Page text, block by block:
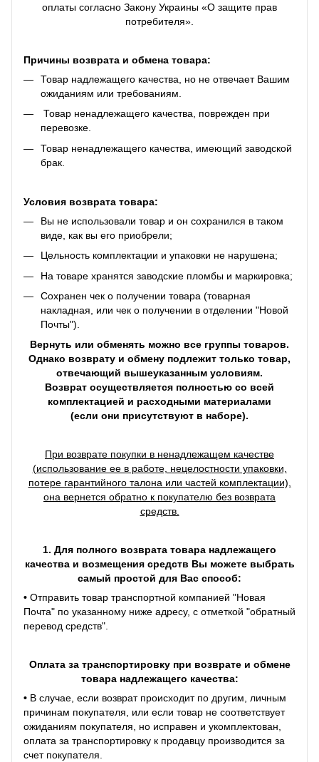
оплаты согласно Закону Украины «О защите прав
потребителя».
Причины возврата и обмена товара:
Товар надлежащего качества, но не отвечает Вашим
ожиданиям или требованиям.
Товар ненадлежащего качества, поврежден при
перевозке.
Товар ненадлежащего качества, имеющий заводской
брак.
Условия возврата товара:
Вы не использовали товар и он сохранился в таком
виде, как вы его приобрели;
Цельность комплектации и упаковки не нарушена;
На товаре хранятся заводские пломбы и маркировка;
Сохранен чек о получении товара (товарная
накладная, или чек о получении в отделении "Новой
Почты").
Вернуть или обменять можно все группы товаров.
Однако возврату и обмену подлежит только товар,
отвечающий вышеуказанным условиям.
Возврат осуществляется полностью со всей
комплектацией и расходными материалами
(если они присутствуют в наборе).
При возврате покупки в ненадлежащем качестве
(использование ее в работе, нецелостности упаковки,
потере гарантийного талона или частей комплектации),
она вернется обратно к покупателю без возврата
средств.
1. Для полного возврата товара надлежащего
качества и возмещения средств Вы можете выбрать
самый простой для Вас способ:
• Отправить товар транспортной компанией "Новая
Почта" по указанному ниже адресу, с отметкой "обратный
перевод средств".
Оплата за транспортировку при возврате и обмене
товара надлежащего качества:
• В случае, если возврат происходит по другим, личным
причинам покупателя, или если товар не соответствует
ожиданиям покупателя, но исправен и укомплектован,
оплата за транспортировку к продавцу производится за
счет покупателя.